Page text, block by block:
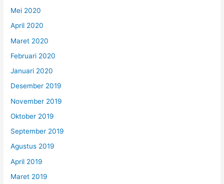
Mei 2020
April 2020
Maret 2020
Februari 2020
Januari 2020
Desember 2019
November 2019
Oktober 2019
September 2019
Agustus 2019
April 2019
Maret 2019